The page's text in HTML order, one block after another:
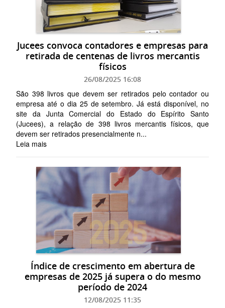
Jucees convoca contadores e empresas para
retirada de centenas de livros mercantis
físicos
26/08/2025 16:08
São 398 livros que devem ser retirados pelo contador ou
empresa até o dia 25 de setembro. Já está disponível, no
site da Junta Comercial do Estado do Espírito Santo
(Jucees), a relação de 398 livros mercantis físicos, que
devem ser retirados presencialmente n...
Leia mais
Índice de crescimento em abertura de
empresas de 2025 já supera o do mesmo
período de 2024
12/08/2025 11:35